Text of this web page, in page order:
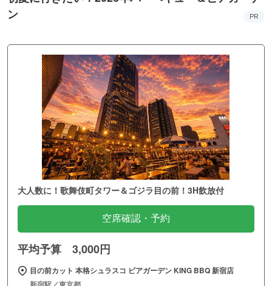
ン
PR
大人数に！歌舞伎町タワー＆ゴジラ目の前！3H飲放付
空席確認・予約
平均予算 3,000円
目の前カット 本格シュラスコ ビアガーデン KING BBQ 新宿店